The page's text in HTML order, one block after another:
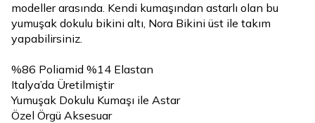
modeller arasında. Kendi kumaşından astarlı olan bu
yumuşak dokulu bikini altı, Nora Bikini üst ile takım
yapabilirsiniz.
%86 Poliamid %14 Elastan
Italya’da Üretilmiştir
Yumuşak Dokulu Kumaşı ile Astar
Özel Örgü Aksesuar